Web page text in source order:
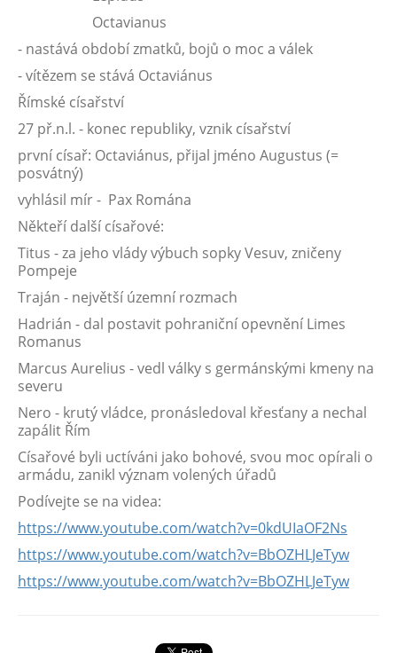
Octavianus
- nastává období zmatků, bojů o moc a válek
- vítězem se stává Octaviánus
Římské císařství
27 př.n.l. - konec republiky, vznik císařství
první císař: Octaviánus, přijal jméno Augustus (=
posvátný)
vyhlásil mír - Pax Romána
Někteří další císařové:
Titus - za jeho vlády výbuch sopky Vesuv, zničeny
Pompeje
Traján - největší územní rozmach
Hadrián - dal postavit pohraniční opevnění Limes
Romanus
Marcus Aurelius - vedl války s germánskými kmeny na
severu
Nero - krutý vládce, pronásledoval křesťany a nechal
zapálit Řím
Císařové byli uctíváni jako bohové, svou moc opírali o
armádu, zanikl význam volených úřadů
Podívejte se na videa:
https://www.youtube.com/watch?v=0kdUIaOF2Ns
https://www.youtube.com/watch?v=BbOZHLJeTyw
https://www.youtube.com/watch?v=BbOZHLJeTyw